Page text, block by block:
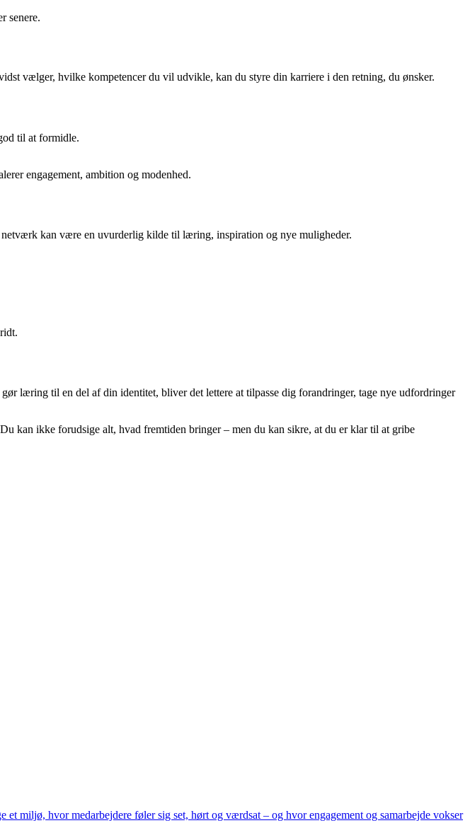
senere.
vælger, hvilke kompetencer du vil udvikle, kan du styre din karriere i den retning, du ønsker.
til at formidle.
engagement, ambition og modenhed.
kan være en uvurderlig kilde til læring, inspiration og nye muligheder.
læring til en del af din identitet, bliver det lettere at tilpasse dig forandringer, tage nye udfordringer
kan ikke forudsige alt, hvad fremtiden bringer – men du kan sikre, at du er klar til at gribe
miljø, hvor medarbejdere føler sig set, hørt og værdsat – og hvor engagement og samarbejde vokser